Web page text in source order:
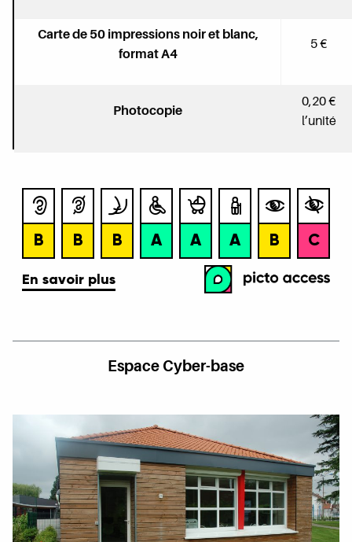
Carte de 50 impressions noir et blanc,
format A4
5 €
Photocopie
0,20 €
l’unité
Espace Cyber-base